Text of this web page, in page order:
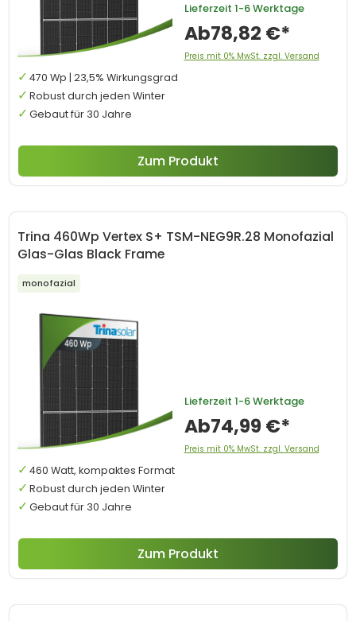
Lieferzeit 1-6 Werktage
Ab78,82 €*
Preis mit 0% MwSt. zzgl. Versand
470 Wp | 23,5% Wirkungsgrad
Robust durch jeden Winter
Gebaut für 30 Jahre
Zum Produkt
Trina 460Wp Vertex S+ TSM-NEG9R.28 Monofazial
Glas-Glas Black Frame
monofazial
Lieferzeit 1-6 Werktage
Ab74,99 €*
Preis mit 0% MwSt. zzgl. Versand
460 Watt, kompaktes Format
Robust durch jeden Winter
Gebaut für 30 Jahre
Zum Produkt